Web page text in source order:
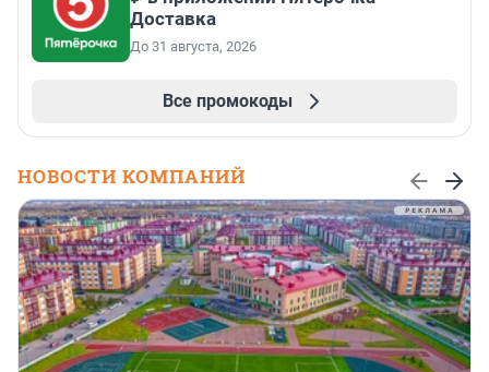
Доставка
До 31 августа, 2026
Все промокоды
НОВОСТИ КОМПАНИЙ